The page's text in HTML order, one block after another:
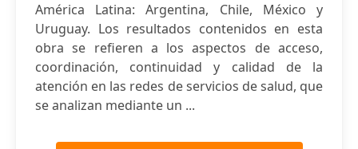
América Latina: Argentina, Chile, México y
Uruguay. Los resultados contenidos en esta
obra se refieren a los aspectos de acceso,
coordinación, continuidad y calidad de la
atención en las redes de servicios de salud, que
se analizan mediante un ...